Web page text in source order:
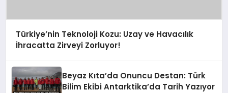
Türkiye’nin Teknoloji Kozu: Uzay ve Havacılık
İhracatta Zirveyi Zorluyor!
Beyaz Kıta’da Onuncu Destan: Türk
Bilim Ekibi Antarktika’da Tarih Yazıyor